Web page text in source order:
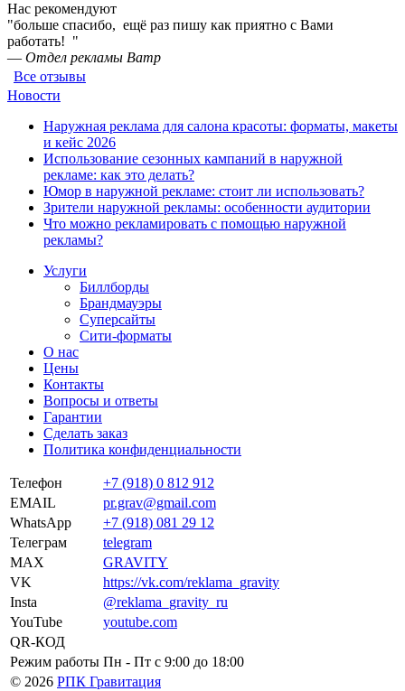
Нас рекомендуют
"больше спасибо, ещё раз пишу как приятно с Вами
работать! "
— Отдел рекламы Ватр
Все отзывы
Новости
Наружная реклама для салона красоты: форматы, макеты
и кейс 2026
Использование сезонных кампаний в наружной
рекламе: как это делать?
Юмор в наружной рекламе: стоит ли использовать?
Зрители наружной рекламы: особенности аудитории
Что можно рекламировать с помощью наружной
рекламы?
Услуги
Биллборды
Брандмауэры
Суперсайты
Сити-форматы
О нас
Цены
Контакты
Вопросы и ответы
Гарантии
Сделать заказ
Политика конфиденциальности
Телефон
+7 (918) 0 812 912
EMAIL
pr.grav@gmail.com
WhatsApp
+7 (918) 081 29 12
Телеграм
telegram
MAX
GRAVITY
VK
https://vk.com/reklama_gravity
Insta
@reklama_gravity_ru
YouTube
youtube.com
QR-КОД
Режим работы Пн - Пт c 9:00 до 18:00
© 2026 РПК Гравитация